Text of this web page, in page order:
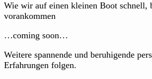
Wie wir auf einen kleinen Boot schnell,
vorankommen
…coming soon…
Weitere spannende und beruhigende
Erfahrungen folgen.